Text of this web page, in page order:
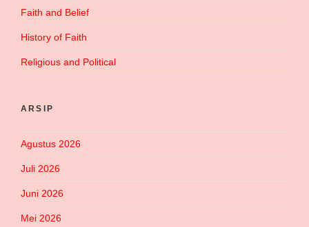
Faith and Belief
History of Faith
Religious and Political
ARSIP
Agustus 2026
Juli 2026
Juni 2026
Mei 2026